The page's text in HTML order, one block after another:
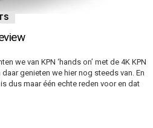
we van KPN ‘hands on’ met de 4K KPN
daar genieten we hier nog steeds van. En
dus maar één echte reden voor en dat